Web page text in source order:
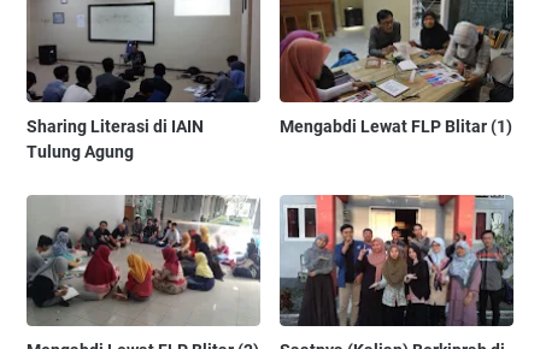
Sharing Literasi di IAIN
Tulung Agung
Mengabdi Lewat FLP Blitar (1)